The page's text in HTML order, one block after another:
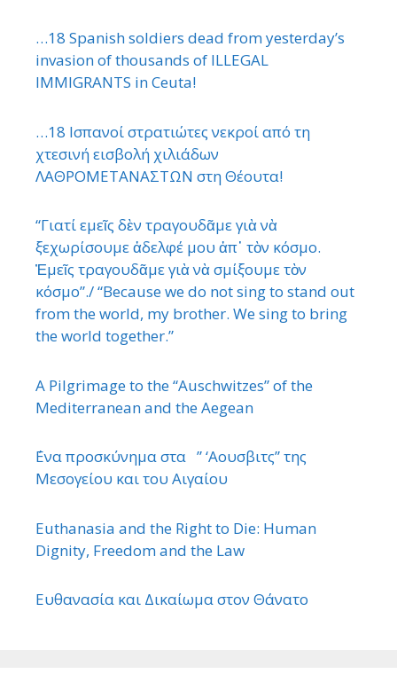
…18 Spanish soldiers dead from yesterday’s
invasion of thousands of ILLEGAL
IMMIGRANTS in Ceuta!
…18 Ισπανοί στρατιώτες νεκροί από τη
χτεσινή εισβολή χιλιάδων
ΛΑΘΡΟΜΕΤΑΝΑΣΤΩΝ στη Θέουτα!
“Γιατί εμεῖς δὲν τραγουδᾶμε γιὰ νὰ
ξεχωρίσουμε ἀδελφέ μου ἀπ᾿ τὸν κόσμο.
Ἐμεῖς τραγουδᾶμε γιὰ νὰ σμίξουμε τὸν
κόσμο”./ “Because we do not sing to stand out
from the world, my brother. We sing to bring
the world together.”
A Pilgrimage to the “Auschwitzes” of the
Mediterranean and the Aegean
΄Ενα προσκύνημα στα ” ‘Αουσβιτς” της
Μεσογείου και του Αιγαίου
Euthanasia and the Right to Die: Human
Dignity, Freedom and the Law
Ευθανασία και Δικαίωμα στον Θάνατο